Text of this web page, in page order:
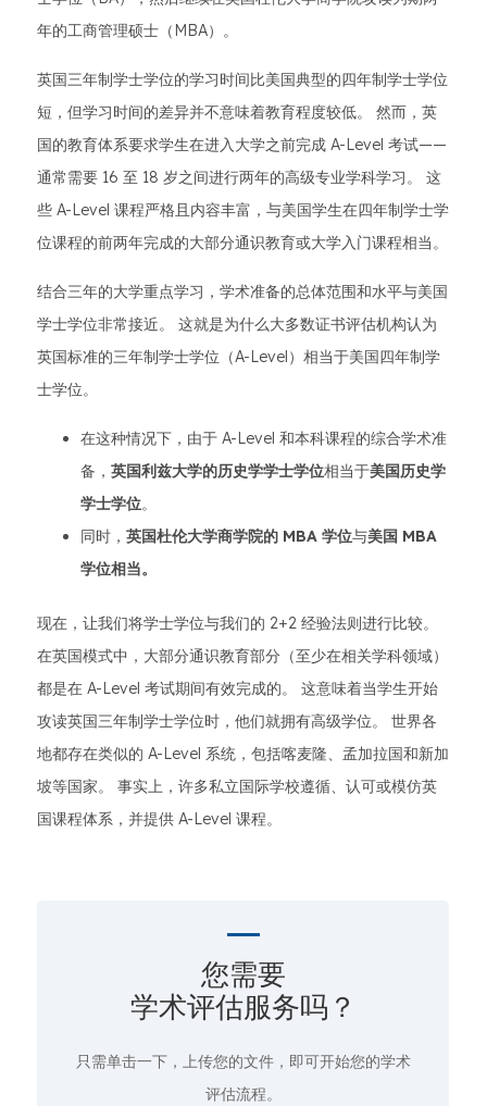
年的工商管理硕士（MBA）。
英国三年制学士学位的学习时间比美国典型的四年制学士学位
短，但学习时间的差异并不意味着教育程度较低。 然而，英
国的教育体系要求学生在进入大学之前完成 A-Level 考试——
通常需要 16 至 18 岁之间进行两年的高级专业学科学习。 这
些 A-Level 课程严格且内容丰富，与美国学生在四年制学士学
位课程的前两年完成的大部分通识教育或大学入门课程相当。
结合三年的大学重点学习，学术准备的总体范围和水平与美国
学士学位非常接近。 这就是为什么大多数证书评估机构认为
英国标准的三年制学士学位（A-Level）相当于美国四年制学
士学位。
在这种情况下，由于 A-Level 和本科课程的综合学术准
备， 英国利兹大学的历史学学士学位相当于美国历史学
学士学位。
同时， 英国杜伦大学商学院的 MBA 学位与美国 MBA
学位相当。
现在，让我们将学士学位与我们的 2+2 经验法则进行比较。
在英国模式中，大部分通识教育部分（至少在相关学科领域）
都是在 A-Level 考试期间有效完成的。 这意味着当学生开始
攻读英国三年制学士学位时，他们就拥有高级学位。 世界各
地都存在类似的 A-Level 系统，包括喀麦隆、孟加拉国和新加
坡等国家。 事实上，许多私立国际学校遵循、认可或模仿英
国课程体系，并提供 A-Level 课程。
您需要
学术评估服务吗？
只需单击一下，上传您的文件，即可开始您的学术
评估流程。